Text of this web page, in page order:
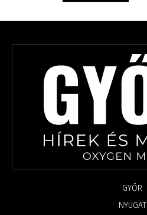
GYŐR
NYUGAT